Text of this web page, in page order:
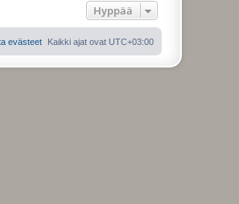
n
i
Hyppää
Kaikki ajat ovat UTC+03:00
evästeet